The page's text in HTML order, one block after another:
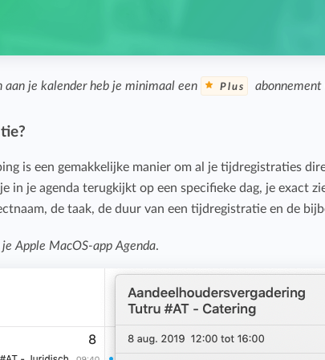
je kalender heb je minimaal een Plus abonnement
is een gemakkelijke manier om al je tijdregistraties
in je agenda terugkijkt op een specifieke dag, je exact
de taak, de duur van een tijdregistratie en de
Apple MacOS-app Agenda.